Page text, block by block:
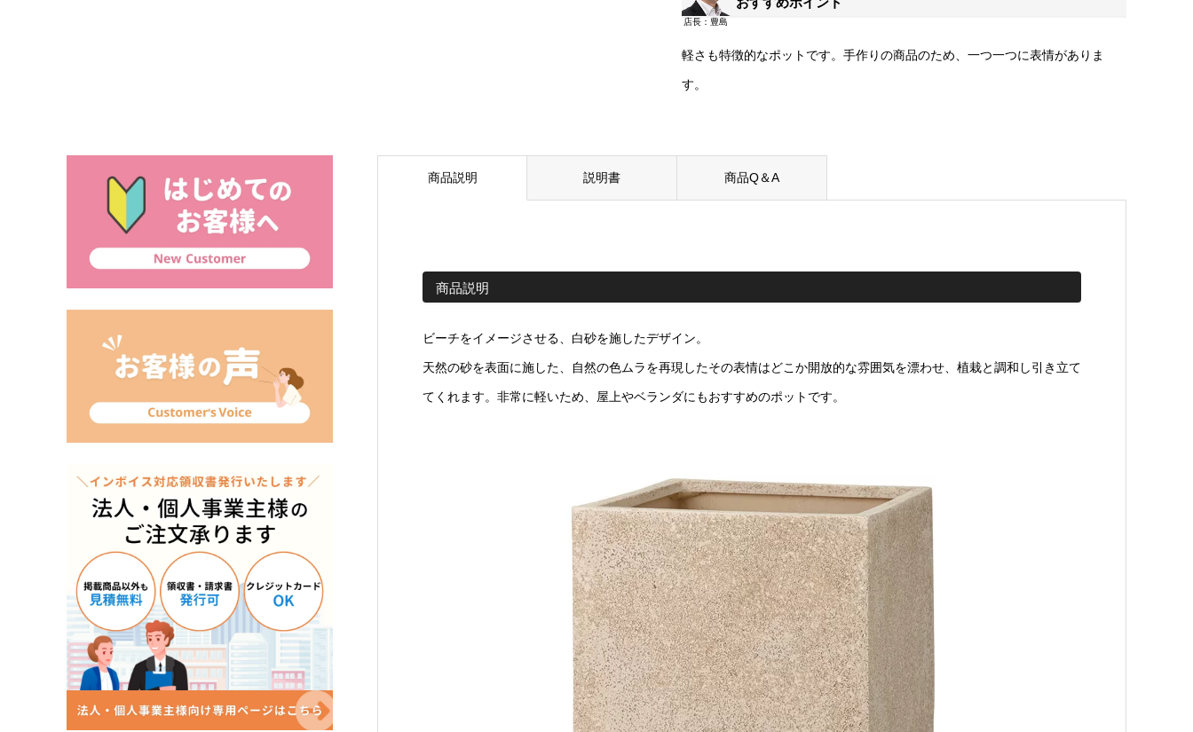
軽さも特徴的なポットです。手作りの商品のため、一つ一つに表情がありま
す。
商品説明 説明書 商品Q＆A
商品説明
ビーチをイメージさせる、白砂を施したデザイン。
天然の砂を表面に施した、自然の色ムラを再現したその表情はどこか開放的な雰囲気を漂わせ、植栽と調和し引き立て
てくれます。非常に軽いため、屋上やベランダにもおすすめのポットです。